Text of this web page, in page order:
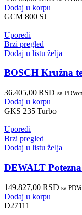
Dodaj u korpu
GCM 800 SJ
Uporedi
Brzi pregled
Dodaj u listu želja
BOSCH Kružna
36.405,00 RSD sa
Dodaj u korpu
GKS 235 Turbo
Uporedi
Brzi pregled
Dodaj u listu želja
DEWALT
149.827,00 RSD sa
Dodaj u korpu
D27111